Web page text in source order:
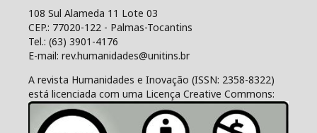
108 Sul Alameda 11 Lote 03
CEP.: 77020-122 - Palmas-Tocantins
Tel.: (63) 3901-4176
E-mail: rev.humanidades@unitins.br
A revista Humanidades e Inovação (ISSN: 2358-8322)
está licenciada com uma Licença Creative Commons: